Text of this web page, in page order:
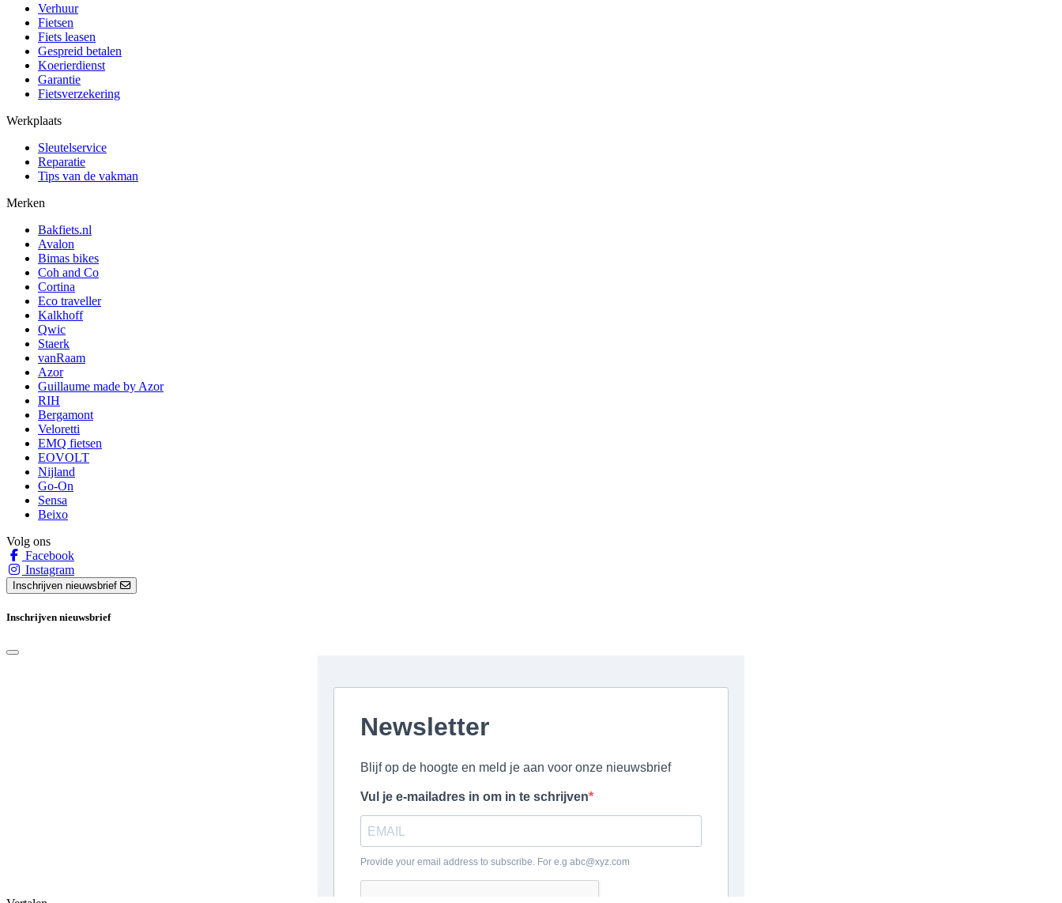
Verhuur
Fietsen
Fiets leasen
Gespreid betalen
Koerierdienst
Garantie
Fietsverzekering
Werkplaats
Sleutelservice
Reparatie
Tips van de vakman
Merken
Bakfiets.nl
Avalon
Bimas bikes
Coh and Co
Cortina
Eco traveller
Kalkhoff
Qwic
Staerk
vanRaam
Azor
Guillaume made by Azor
RIH
Bergamont
Veloretti
EMQ fietsen
EOVOLT
Nijland
Go-On
Sensa
Beixo
Volg ons
Facebook
Instagram
Inschrijven nieuwsbrief
Inschrijven nieuwsbrief